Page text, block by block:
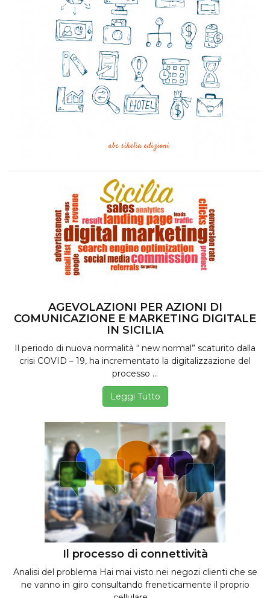
AGEVOLAZIONI PER AZIONI DI
COMUNICAZIONE E MARKETING DIGITALE
IN SICILIA
Il periodo di nuova normalità “ new normal” scaturito dalla
crisi COVID – 19, ha incrementato la digitalizzazione del
processo ...
Leggi Tutto
Il processo di connettività
Analisi del problema Hai mai visto nei negozi clienti che se
ne vanno in giro consultando freneticamente il proprio